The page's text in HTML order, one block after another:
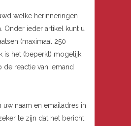
welke herinneringen
Onder ieder artikel kunt u
(maximaal 250
is het (beperkt) mogelijk
de reactie van iemand
uw naam en emailadres in
te zijn dat het bericht